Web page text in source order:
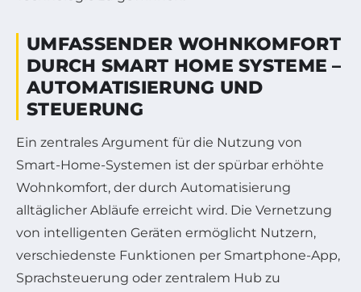
UMFASSENDER WOHNKOMFORT
DURCH SMART HOME SYSTEME –
AUTOMATISIERUNG UND
STEUERUNG
Ein zentrales Argument für die Nutzung von
Smart-Home-Systemen ist der spürbar erhöhte
Wohnkomfort, der durch Automatisierung
alltäglicher Abläufe erreicht wird. Die Vernetzung
von intelligenten Geräten ermöglicht Nutzern,
verschiedenste Funktionen per Smartphone-App,
Sprachsteuerung oder zentralem Hub zu